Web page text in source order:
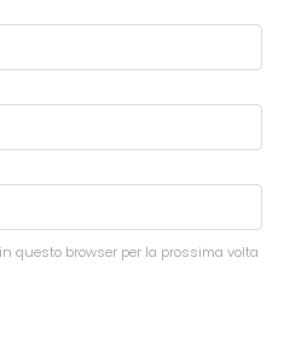
questo browser per la prossima volta